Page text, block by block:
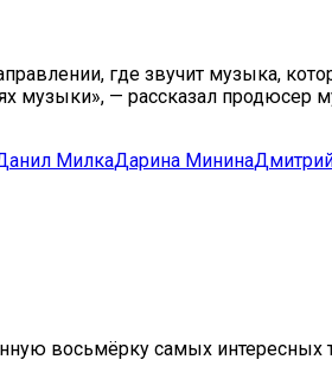
где звучит музыка,
музыки», — рассказал
МилкаДарина Минина
восьмёрку самых интересных